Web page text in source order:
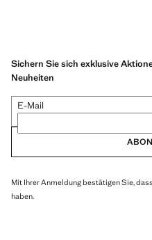
Sichern Sie sich exklusive
Neuheiten
E-Mail
Mit Ihrer Anmeldung bestätigen Sie,
haben.